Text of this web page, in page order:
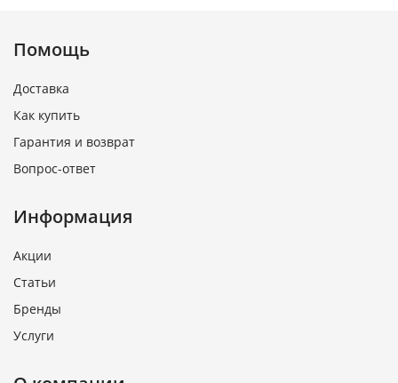
Помощь
Доставка
Как купить
Гарантия и возврат
Вопрос-ответ
Информация
Акции
Статьи
Бренды
Услуги